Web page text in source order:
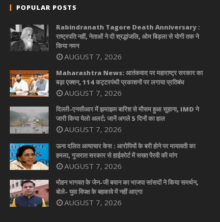
POPULAR POSTS
Rabindranath Tagore Death Anniversary :
राष्ट्रपति नहीं, नेताओं ने दी श्रद्धांजलि, ओम बिड़ला से योगी तक ने
किया नमन
AUGUST 7, 2026
Maharashtra News: आतंकवाद पर महाराष्ट्र सरकार का
बड़ा एक्शन, 114 कट्टरपंथी प्रकाशनों पर लगाया प्रतिबंध
AUGUST 7, 2026
दिल्ली-एनसीआर में झमाझम बारिश से मौसम हुआ सुहाना, IMD ने
जारी किया येलो अलर्ट; जानें अगले 5 दिनों का हाल
AUGUST 7, 2026
ऊना दलित अत्याचार केस : आरोपियों के बरी होने पर मायावती का
हमला, गुजरात सरकार से हाईकोर्ट में सख्त पैरवी की मांग
AUGUST 7, 2026
मोहन भागवत के जेन-जी बयान का भाजपा सांसदों ने किया समर्थन,
बोले- युवा विपक्ष के बहकावे में नहीं आएगा
AUGUST 7, 2026